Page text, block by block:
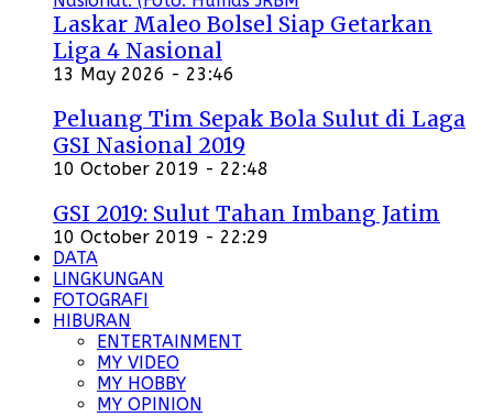
Laskar Maleo Bolsel Siap Getarkan
Liga 4 Nasional
13 May 2026 - 23:46
Peluang Tim Sepak Bola Sulut di Laga
GSI Nasional 2019
10 October 2019 - 22:48
GSI 2019: Sulut Tahan Imbang Jatim
10 October 2019 - 22:29
DATA
LINGKUNGAN
FOTOGRAFI
HIBURAN
ENTERTAINMENT
MY VIDEO
MY HOBBY
MY OPINION